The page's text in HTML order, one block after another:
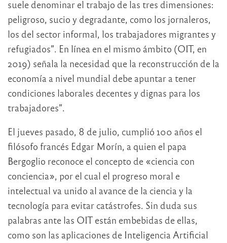
suele denominar el trabajo de las tres dimensiones:
peligroso, sucio y degradante, como los jornaleros,
los del sector informal, los trabajadores migrantes y
refugiados”. En línea en el mismo ámbito (OIT, en
2019) señala la necesidad que la reconstrucción de la
economía a nivel mundial debe apuntar a tener
condiciones laborales decentes y dignas para los
trabajadores”.
El jueves pasado, 8 de julio, cumplió 100 años el
filósofo francés Edgar Morín, a quien el papa
Bergoglio reconoce el concepto de «ciencia con
conciencia», por el cual el progreso moral e
intelectual va unido al avance de la ciencia y la
tecnología para evitar catástrofes. Sin duda sus
palabras ante las OIT están embebidas de ellas,
como son las aplicaciones de Inteligencia Artificial